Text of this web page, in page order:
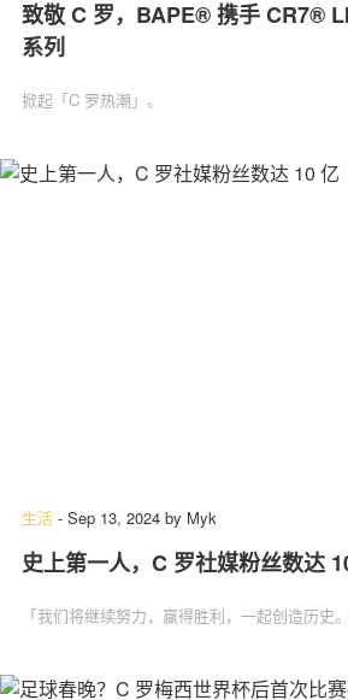
致敬 C 罗，BAPE® 携手 CR7®
系列
掀起「C 罗热潮」。
生活 - Sep 13, 2024 by Myk
史上第一人，C 罗社媒粉丝数达
「我们将继续努力，赢得胜利，一起创造历史。